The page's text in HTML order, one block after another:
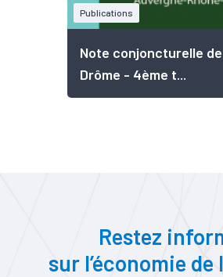
Publications
Note conjoncturelle
Drôme - 4ème t...
Restez
sur l’économie de